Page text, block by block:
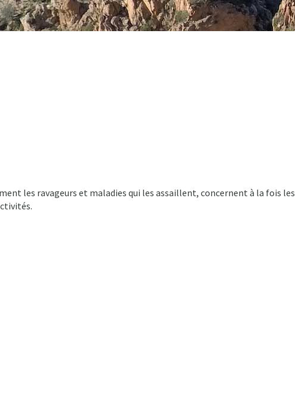
les ravageurs et maladies qui les assaillent, concernent à la fois les